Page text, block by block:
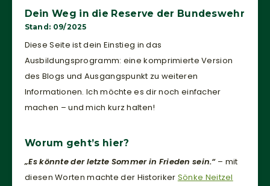
Dein Weg in die Reserve der Bundeswehr
Stand: 09/2025
Diese Seite ist dein Einstieg in das
Ausbildungsprogramm: eine komprimierte Version
des Blogs und Ausgangspunkt zu weiteren
Informationen. Ich möchte es dir noch einfacher
machen – und mich kurz halten!
Worum geht’s hier?
„Es könnte der letzte Sommer in Frieden sein.“– mit
diesen Worten machte der Historiker Sönke Neitzel